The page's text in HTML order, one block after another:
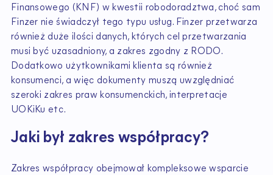
Finansowego (KNF) w kwestii robodoradztwa, choć sam
Finzer nie świadczył tego typu usług. Finzer przetwarza
również duże ilości danych, których cel przetwarzania
musi być uzasadniony, a zakres zgodny z RODO.
Dodatkowo użytkownikami klienta są również
konsumenci, a więc dokumenty muszą uwzględniać
szeroki zakres praw konsumenckich, interpretacje
UOKiKu etc.
Jaki był zakres współpracy?
Zakres współpracy obejmował kompleksowe wsparcie